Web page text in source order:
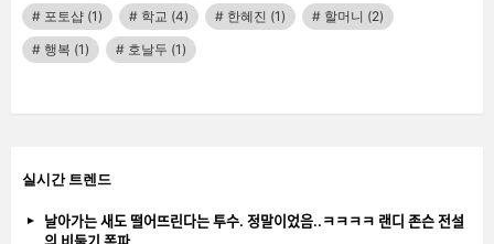
포토샵 (1) 학교 (4) 한혜진 (1) 할머니 (2)
행복 (1) 호날두 (1)
실시간 트렌드
날아가는 새도 떨어뜨린다는 투수. 정말이었음..ㅋㅋㅋㅋ 랜디 존슨 전설
의 비둘기 폭파